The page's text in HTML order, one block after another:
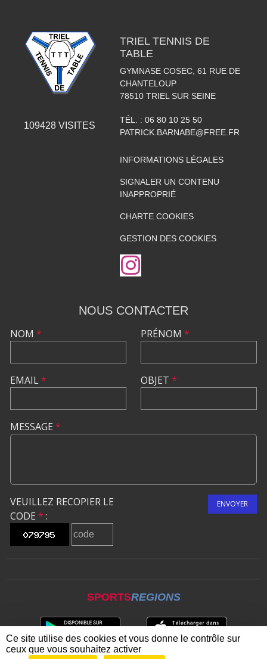
109428 VISITES
TRIEL TENNIS DE
TABLE
GYMNASE COSEC, 61 RUE DE
CHANTELOUP
78510 TRIEL SUR SEINE
TÉL. : 06 80 10 25 50
PATRICK.BARNABE@FREE.FR
INFORMATIONS LÉGALES
SIGNALER UN CONTENU
INAPPROPRIÉ
CHARTE COOKIES
GESTION DES COOKIES
NOUS CONTACTER
NOM *
EMAIL*
PRÉNOM *
OBJET *
MESSAGE *
VEUILLEZ RECOPIER LE
CODE * :
ENVOYER
SPORTSREGIONS
Ce site utilise des cookies et vous donne le contrôle sur
ceux que vous souhaitez activer